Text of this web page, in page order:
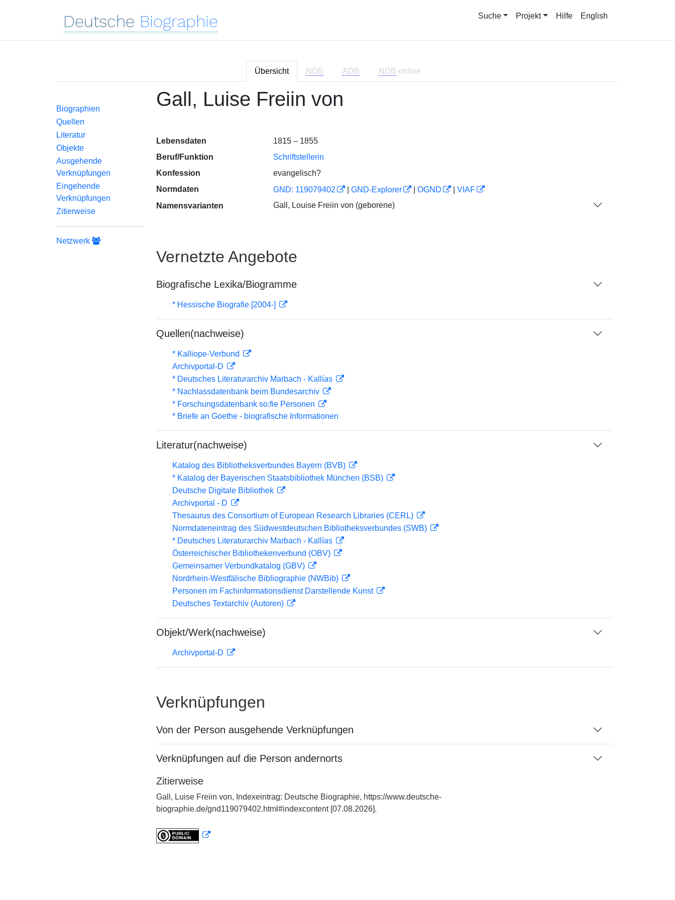
Deutsche Biographie Suche Projekt Hilfe English
Übersicht NDB ADB NDB-online
Biographien
Quellen
Literatur
Objekte
Ausgehende
Verknüpfungen
Eingehende
Verknüpfungen
Zitierweise
Netzwerk
Gall, Luise Freiin von
Lebensdaten
1815 – 1855
Beruf/Funktion
Schriftstellerin
Konfession
evangelisch?
Normdaten
GND: 119079402 GND-Explorer OGND
VIAF
Namensvarianten
Gall, Louise Freiin von (geborene)
Vernetzte Angebote
Biografische Lexika/Biogramme
* Hessische Biografie [2004-]
Quellen(nachweise)
* Kalliope-Verbund
Archivportal-D
* Deutsches Literaturarchiv Marbach - Kallías
* Nachlassdatenbank beim Bundesarchiv
* Forschungsdatenbank so:fie Personen
* Briefe an Goethe - biografische Informationen
Literatur(nachweise)
Katalog des Bibliotheksverbundes Bayern (BVB)
* Katalog der Bayerischen Staatsbibliothek München (BSB)
Deutsche Digitale Bibliothek
Archivportal - D
Thesaurus des Consortium of European Research Libraries (CERL)
Normdateneintrag des Südwestdeutschen Bibliotheksverbundes (SWB)
* Deutsches Literaturarchiv Marbach - Kallías
Österreichischer Bibliothekenverbund (OBV)
Gemeinsamer Verbundkatalog (GBV)
Nordrhein-Westfälische Bibliographie (NWBib)
Personen im Fachinformationsdienst Darstellende Kunst
Deutsches Textarchiv (Autoren)
Objekt/Werk(nachweise)
Archivportal-D
Verknüpfungen
Von der Person ausgehende Verknüpfungen
Verknüpfungen auf die Person andernorts
Zitierweise
Gall, Luise Freiin von, Indexeintrag: Deutsche Biographie, https://www.deutsche-
biographie.de/gnd119079402.html#indexcontent [07.08.2026].